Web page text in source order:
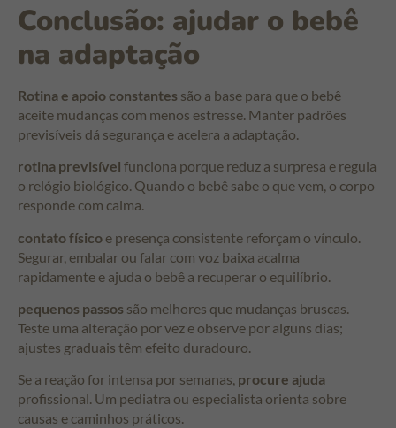
Conclusão: ajudar o bebê
na adaptação
Rotina e apoio constantes são a base para que o bebê
aceite mudanças com menos estresse. Manter padrões
previsíveis dá segurança e acelera a adaptação.
rotina previsível funciona porque reduz a surpresa e regula
o relógio biológico. Quando o bebê sabe o que vem, o corpo
responde com calma.
contato físico e presença consistente reforçam o vínculo.
Segurar, embalar ou falar com voz baixa acalma
rapidamente e ajuda o bebê a recuperar o equilíbrio.
pequenos passos são melhores que mudanças bruscas.
Teste uma alteração por vez e observe por alguns dias;
ajustes graduais têm efeito duradouro.
Se a reação for intensa por semanas, procure ajuda
profissional. Um pediatra ou especialista orienta sobre
causas e caminhos práticos.